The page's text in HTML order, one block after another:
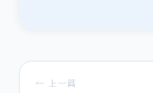
← 上一篇